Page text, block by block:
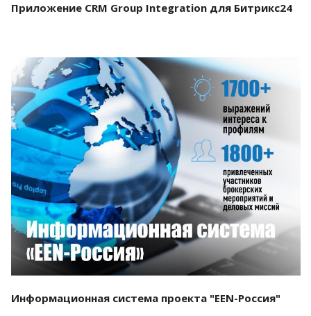
Приложение CRM Group Integration для Битрикс24
Смотреть проект
Информационная система проекта "EEN-Россия"